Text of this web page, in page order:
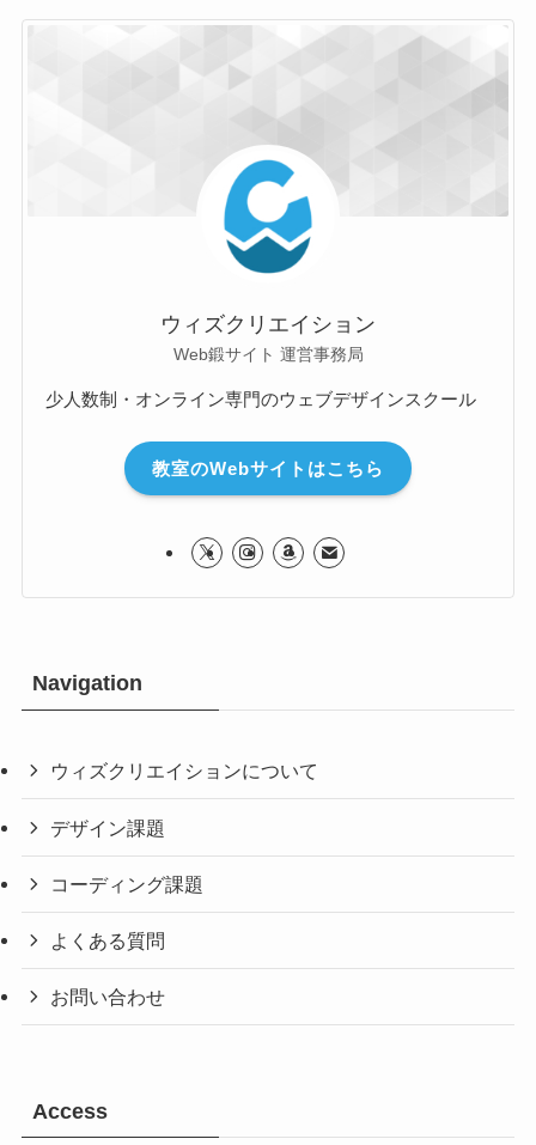
ウィズクリエイション
Web鍛サイト 運営事務局
少人数制・オンライン専門のウェブデザインスクール
教室のWebサイトはこちら
Navigation
ウィズクリエイションについて
デザイン課題
コーディング課題
よくある質問
お問い合わせ
Access